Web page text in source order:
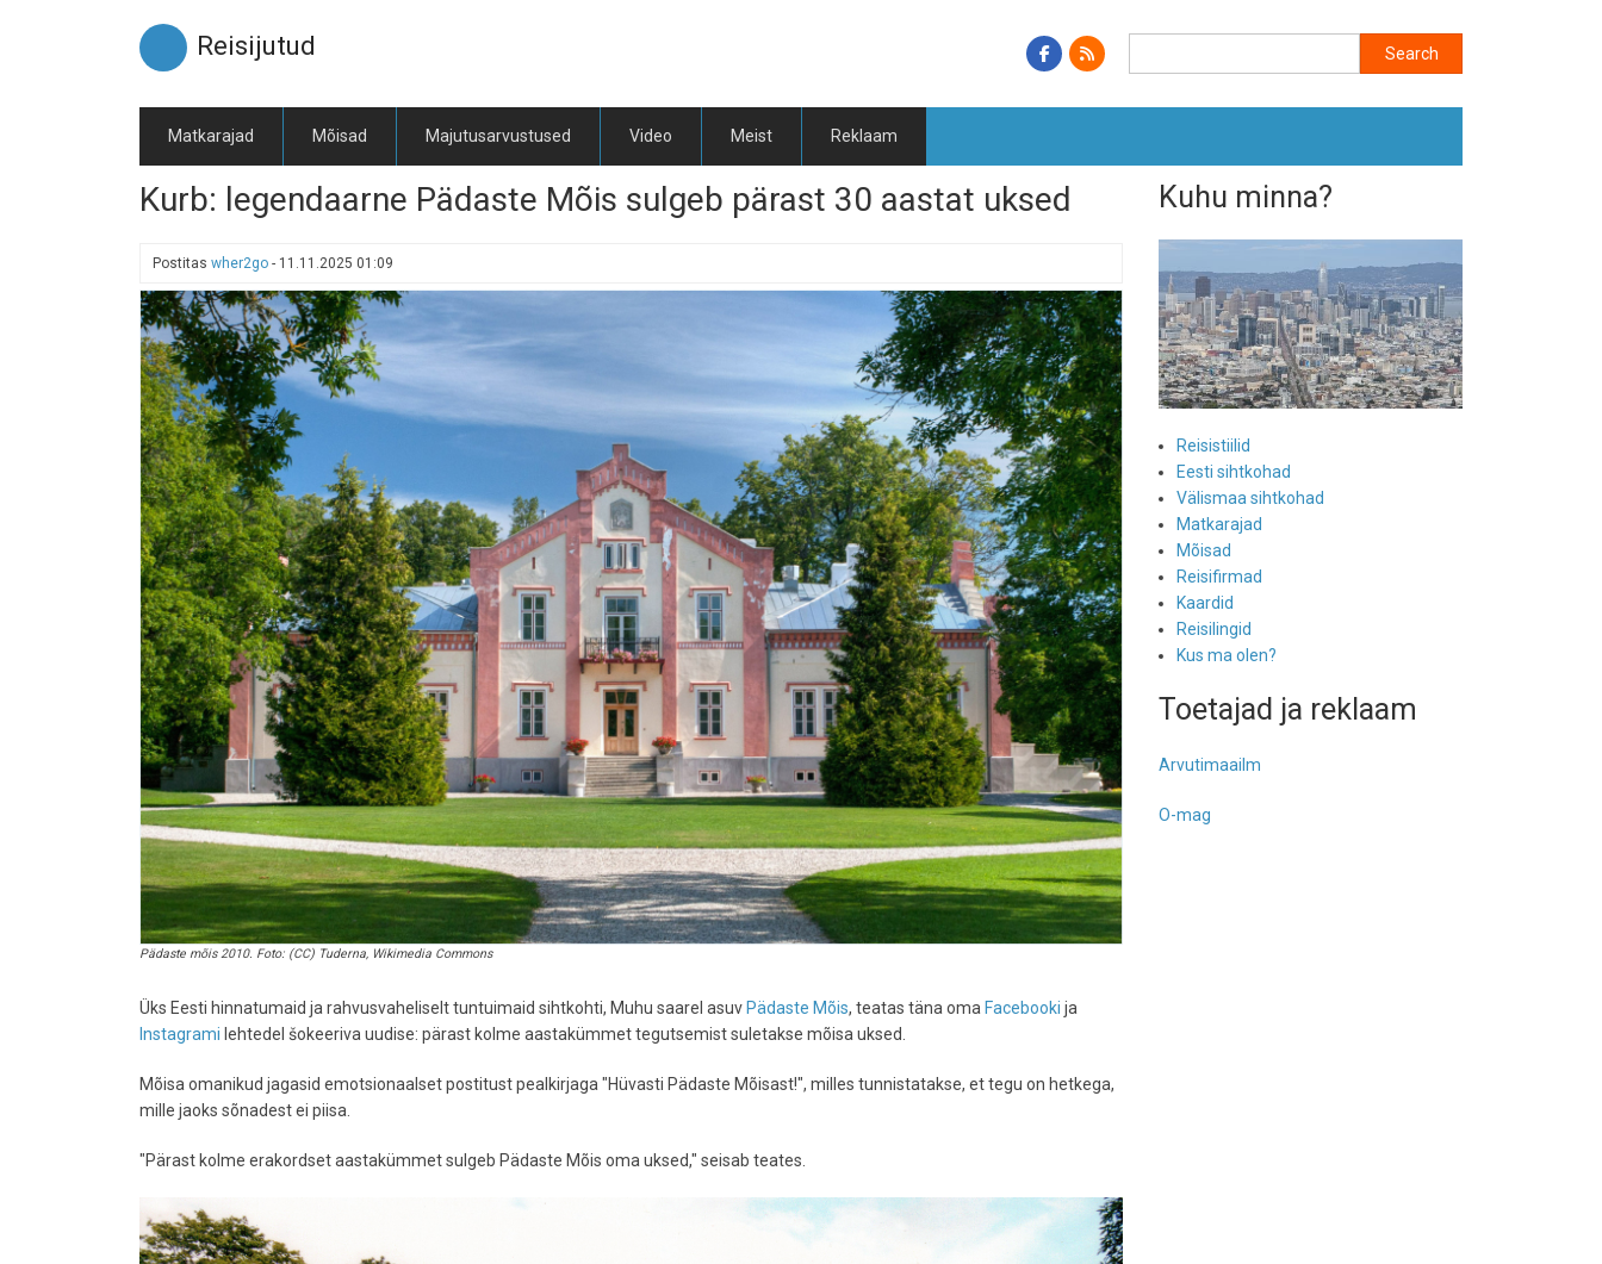
Reisijutud
Matkarajad Mõisad Majutusarvustused Video Meist Reklaam
Kurb: legendaarne Pädaste Mõis sulgeb pärast 30 aastat uksed
Postitas wher2go - 11.11.2025 01:09
Pädaste mõis 2010. Foto: (CC) Tuderna, Wikimedia Commons
Üks Eesti hinnatumaid ja rahvusvaheliselt tuntuimaid sihtkohti, Muhu saarel asuv Pädaste Mõis, teatas täna oma Facebooki ja
Instagrami lehtedel šokeeriva uudise: pärast kolme aastakümmet tegutsemist suletakse mõisa uksed.
Mõisa omanikud jagasid emotsionaalset postitust pealkirjaga "Hüvasti Pädaste Mõisast!", milles tunnistatakse, et tegu on hetkega,
mille jaoks sõnadest ei piisa.
"Pärast kolme erakordset aastakümmet sulgeb Pädaste Mõis oma uksed," seisab teates.
Kuhu minna?
Reisistiilid
Eesti sihtkohad
Välismaa sihtkohad
Matkarajad
Mõisad
Reisifirmad
Kaardid
Reisilingid
Kus ma olen?
Toetajad ja reklaam
Arvutimaailm
O-mag